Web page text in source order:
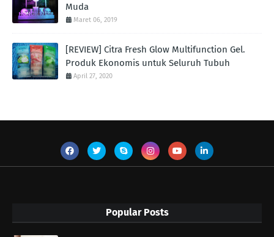
Muda
Maret 06, 2019
[REVIEW] Citra Fresh Glow Multifunction Gel.
Produk Ekonomis untuk Seluruh Tubuh
April 27, 2020
Popular Posts